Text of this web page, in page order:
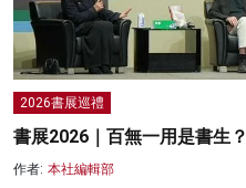
2026書展巡禮
書展2026｜百無一用是書生？
作者: 本社編輯部